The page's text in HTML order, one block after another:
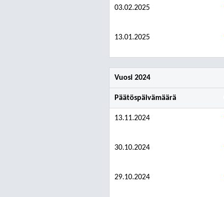
03.02.2025
13.01.2025
Vuosi 2024
Päätöspäivämäärä
13.11.2024
30.10.2024
29.10.2024